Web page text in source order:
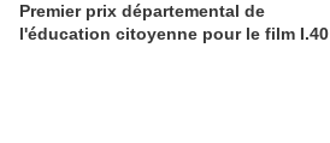
Premier prix départemental de
l'éducation citoyenne pour le film I.40